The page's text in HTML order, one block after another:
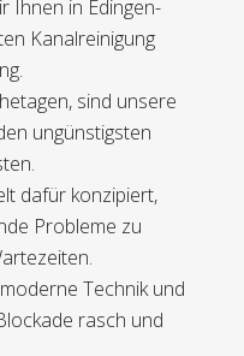
Ihnen in Edingen-
Kanalreinigung
sind unsere
ungünstigsten
dafür konzipiert,
Probleme zu
Technik und
rasch und